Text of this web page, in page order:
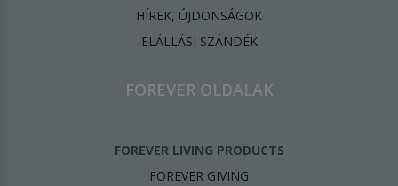
HÍREK, ÚJDONSÁGOK
ELÁLLÁSI SZÁNDÉK
FOREVER OLDALAK
FOREVER LIVING PRODUCTS
FOREVER GIVING